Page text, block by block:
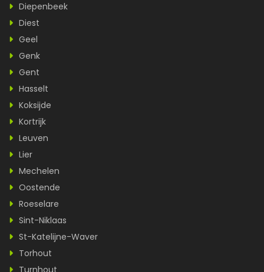
Diepenbeek
Diest
Geel
Genk
Gent
Hasselt
Koksijde
Kortrijk
Leuven
Lier
Mechelen
Oostende
Roeselare
Sint-Niklaas
St-Katelijne-Waver
Torhout